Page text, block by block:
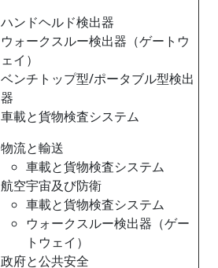
ハンドヘルド検出器
ウォークスルー検出器（ゲートウ
ェイ）
ベンチトップ型/ポータブル型検出
器
車載と貨物検査システム
物流と輸送
車載と貨物検査システム
航空宇宙及び防衛
車載と貨物検査システム
ウォークスルー検出器（ゲー
トウェイ）
政府と公共安全